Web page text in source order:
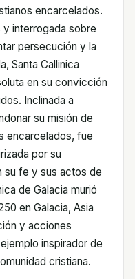
encarcelados.
y interrogada sobre
persecución y la
Santa Callinica
en su convicción
Inclinada a
su misión de
encarcelados, fue
por su
su fe y sus actos de
de Galacia murió
en Galacia, Asia
y acciones
inspirador de
cristiana.